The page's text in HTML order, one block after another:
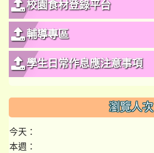
校園食材登錄平台
輔導專區
學生日常作息應注意事項
瀏覽人次
今天：
本週：